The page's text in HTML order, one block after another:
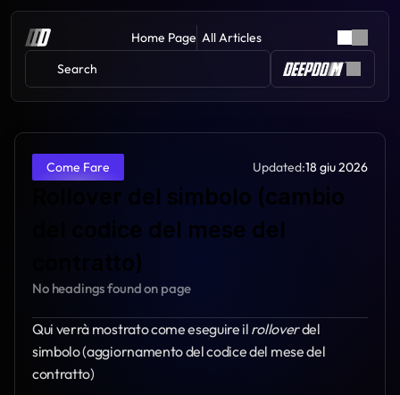
Home Page All Articles
Search
Come Fare Updated:18 giu 2026
Rollover del simbolo (cambio
del codice del mese del
contratto)
No headings found on page
Qui verrà mostrato come eseguire il rollover del
simbolo (aggiornamento del codice del mese del
contratto)